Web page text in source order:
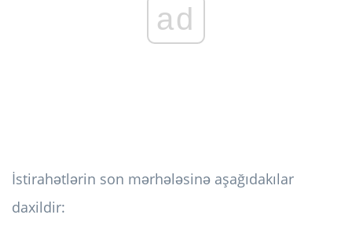
ad
İstirahətlərin son mərhələsinə aşağıdakılar
daxildir: